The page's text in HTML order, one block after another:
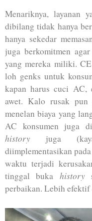
Menariknya, layanan
dibilang tidak hanya
hanya sekedar
juga berkomitmen
yang mereka miliki.
loh genks untuk
kapan harus cuci
awet. Kalo rusak
menelan biaya yang
AC konsumen juga
history juga
diimplementasikan
waktu terjadi
tinggal buka history
perbaikan. Lebih efektif